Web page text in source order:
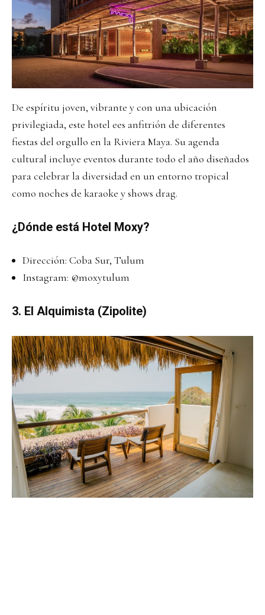
De espíritu joven, vibrante y con una ubicación
privilegiada, este hotel ees anfitrión de diferentes
fiestas del orgullo en la Riviera Maya. Su agenda
cultural incluye eventos durante todo el año diseñados
para celebrar la diversidad en un entorno tropical
como noches de karaoke y shows drag.
¿Dónde está Hotel Moxy?
Dirección: Coba Sur, Tulum
Instagram: @moxytulum
3. El Alquimista (Zipolite)